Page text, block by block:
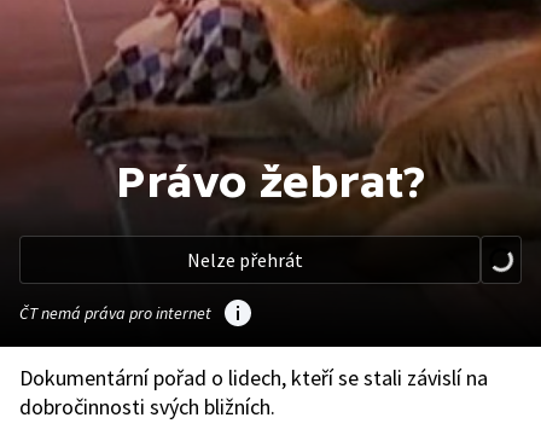
Právo žebrat?
Nelze přehrát
ČT nemá práva pro internet
Dokumentární pořad o lidech, kteří se stali závislí na
dobročinnosti svých bližních.